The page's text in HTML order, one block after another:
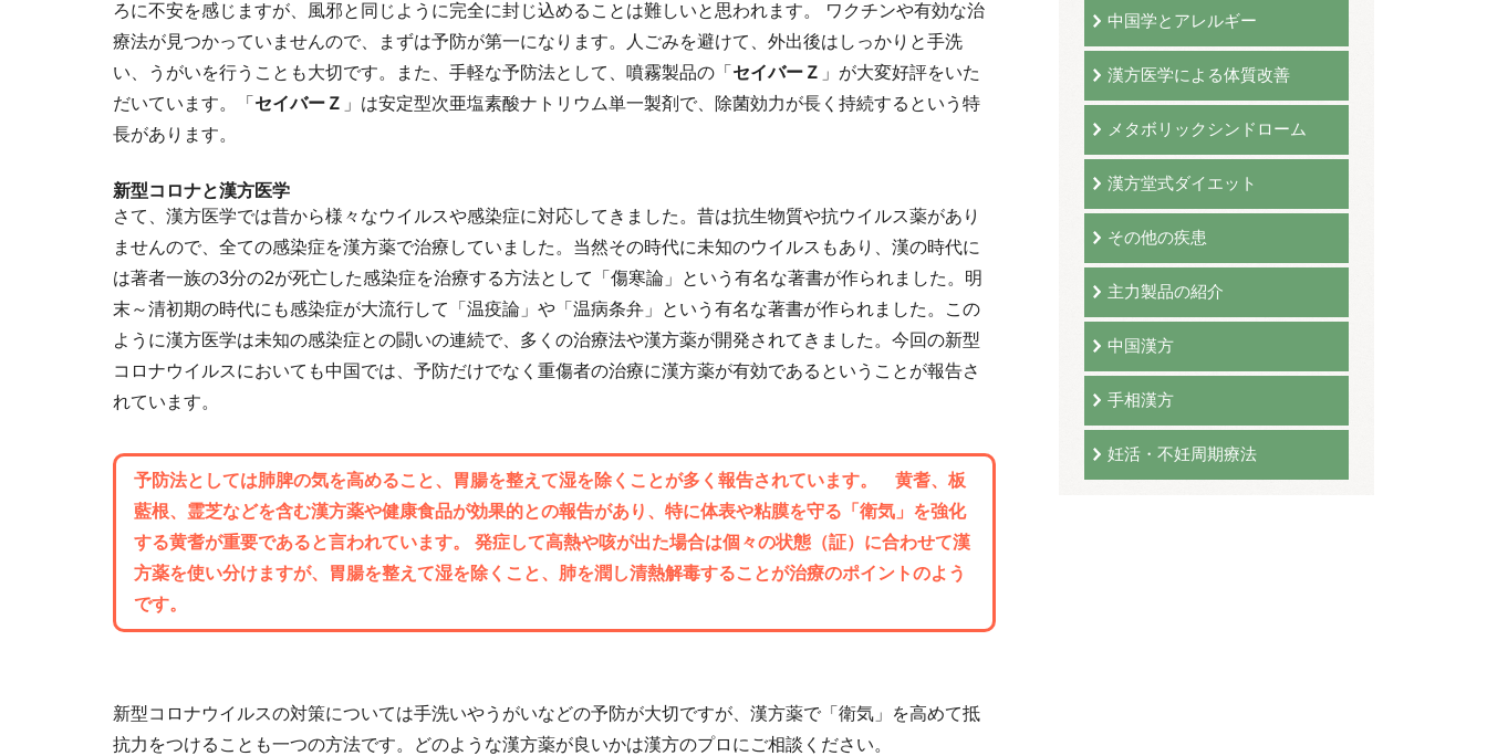
ろに不安を感じますが、風邪と同じように完全に封じ込めることは難しいと思われます。 ワクチンや有効な治
療法が見つかっていませんので、まずは予防が第一になります。人ごみを避けて、外出後はしっかりと手洗
い、うがいを行うことも大切です。また、手軽な予防法として、噴霧製品の「 セイバーＺ 」が大変好評をいた
だいています。「 セイバーＺ 」は安定型次亜塩素酸ナトリウム単一製剤で、除菌効力が長く持続するという特
長があります。
新型コロナと漢方医学
さて、漢方医学では昔から様々なウイルスや感染症に対応してきました。昔は抗生物質や抗ウイルス薬があり
ませんので、全ての感染症を漢方薬で治療していました。当然その時代に未知のウイルスもあり、漢の時代に
は著者一族の3分の2が死亡した感染症を治療する方法として「傷寒論」という有名な著書が作られました。明
末～清初期の時代にも感染症が大流行して「温疫論」や「温病条弁」という有名な著書が作られました。この
ように漢方医学は未知の感染症との闘いの連続で、多くの治療法や漢方薬が開発されてきました。今回の新型
コロナウイルスにおいても中国では、予防だけでなく重傷者の治療に漢方薬が有効であるということが報告さ
れています。
予防法としては肺脾の気を高めること、胃腸を整えて湿を除くことが多く報告されています。 黄耆、板
藍根、霊芝などを含む漢方薬や健康食品が効果的との報告があり、特に体表や粘膜を守る「衛気」を強化
する黄耆が重要であると言われています。 発症して高熱や咳が出た場合は個々の状態（証）に合わせて漢
方薬を使い分けますが、胃腸を整えて湿を除くこと、肺を潤し清熱解毒することが治療のポイントのよう
です。
新型コロナウイルスの対策については手洗いやうがいなどの予防が大切ですが、漢方薬で「衛気」を高めて抵
抗力をつけることも一つの方法です。どのような漢方薬が良いかは漢方のプロにご相談ください。
中国学とアレルギー
漢方医学による体質改善
メタボリックシンドローム
漢方堂式ダイエット
その他の疾患
主力製品の紹介
中国漢方
手相漢方
妊活・不妊周期療法